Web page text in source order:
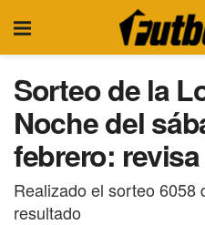
Sorteo de la
Noche del
febrero:
Realizado el sorteo 6058
resultado